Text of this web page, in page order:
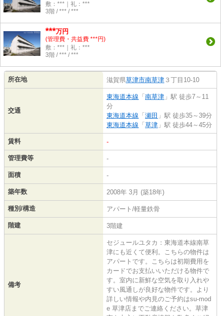
敷：***｜礼：***
3階 / *** / ***
***万円
(管理費・共益費 ***円)
敷：***｜礼：***
3階 / *** / ***
所在地 滋賀県草津市南草津 ３丁目10-10
交通
東海道本線 「 南草津 」駅 徒歩7～11
分
東海道本線 「 瀬田 」駅 徒歩35～39分
東海道本線 「 草津 」駅 徒歩44～45分
賃料 -
管理費等 -
面積 -
築年数 2008年 3月 (築18年)
種別/構造 アパート/軽量鉄骨
階建 3階建
備考
セジュールユタカ：東海道本線南草
津にも近くて便利。こちらの物件は
アパートです。こちらは初期費用を
カードでお支払いいただける物件で
す。室内に新鮮な空気を取り入れや
すい風通しが良好な物件です。より
詳しい情報や内見のご予約はsu-mod
e 草津店までご連絡ください。草津